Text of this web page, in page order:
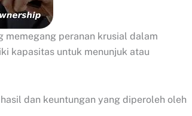
memegang peranan krusial dalam
kapasitas untuk menunjuk atau
dan keuntungan yang diperoleh oleh